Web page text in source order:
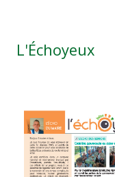
L'Échoyeux